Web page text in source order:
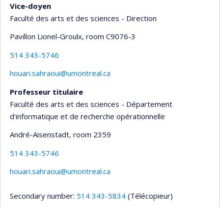
Vice-doyen
Faculté des arts et des sciences - Direction
Pavillon Lionel-Groulx, room C9076-3
514 343-5746
houari.sahraoui@umontreal.ca
Professeur titulaire
Faculté des arts et des sciences - Département
d'informatique et de recherche opérationnelle
André-Aisenstadt, room 2359
514 343-5746
houari.sahraoui@umontreal.ca
Secondary number: 514 343-5834 (Télécopieur)